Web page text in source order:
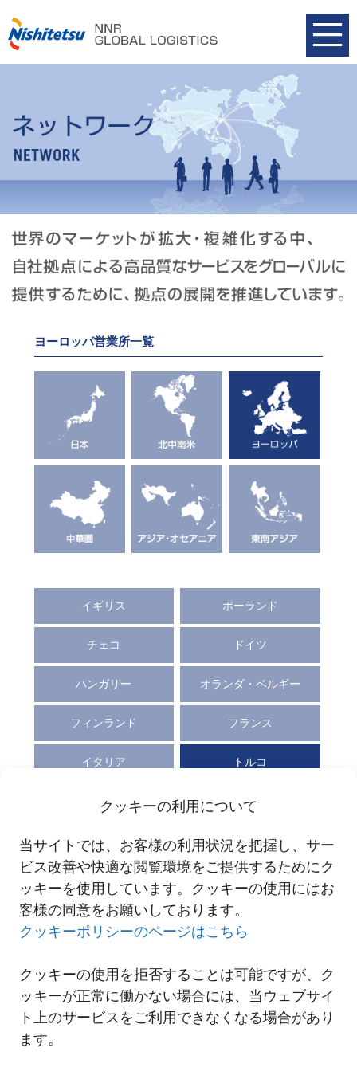
クッキーの利用について
当サイトでは、お客様の利用状況を把握し、サー
ビス改善や快適な閲覧環境をご提供するためにク
ッキーを使用しています。クッキーの使用にはお
客様の同意をお願いしております。
クッキーポリシーのページはこちら
クッキーの使用を拒否することは可能ですが、ク
ッキーが正常に働かない場合には、当ウェブサイ
ト上のサービスをご利用できなくなる場合があり
ます。
ヨーロッパ営業所一覧
イギリス ポーランド
チェコ ドイツ
ハンガリー オランダ・ベルギー
フィンランド フランス
イタリア トルコ
支店･営業所名
イスタンブール駐在事務所
YENİBOSNA MERKEZ MAH. CEMAL ULUSOY CAD. NO: 3
34197 BAHÇELİEVLER/ İSTANBUL. TURKİYE
–